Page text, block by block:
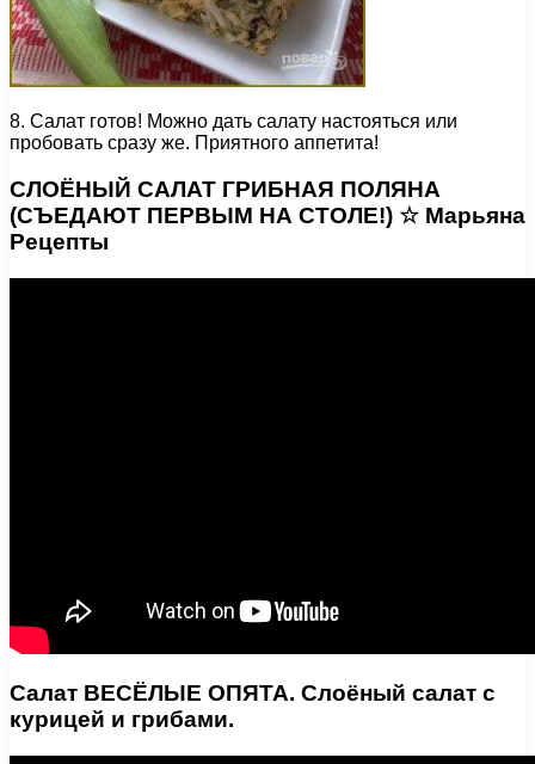
8. Салат готов! Можно дать салату настояться или
пробовать сразу же. Приятного аппетита!
СЛОЁНЫЙ САЛАТ ГРИБНАЯ ПОЛЯНА
(СЪЕДАЮТ ПЕРВЫМ НА СТОЛЕ!) ☆ Марьяна
Рецепты
Салат ВЕСЁЛЫЕ ОПЯТА. Слоёный салат с
курицей и грибами.